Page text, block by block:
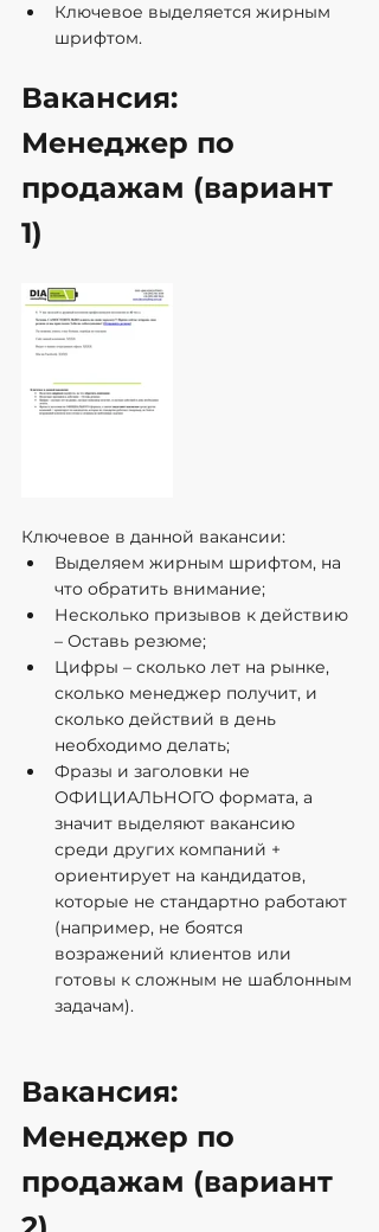
Ключевое выделяется жирным
шрифтом.
Вакансия:
Менеджер по
продажам (вариант
1)
Ключевое в данной вакансии:
Выделяем жирным шрифтом, на
что обратить внимание;
Несколько призывов к действию
– Оставь резюме;
Цифры – сколько лет на рынке,
сколько менеджер получит, и
сколько действий в день
необходимо делать;
Фразы и заголовки не
ОФИЦИАЛЬНОГО формата, а
значит выделяют вакансию
среди других компаний +
ориентирует на кандидатов,
которые не стандартно работают
(например, не боятся
возражений клиентов или
готовы к сложным не шаблонным
задачам).
Вакансия:
Менеджер по
продажам (вариант